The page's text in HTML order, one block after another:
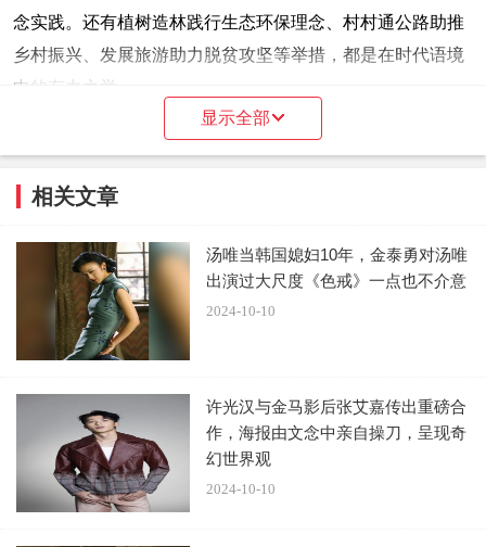
念实践。还有植树造林践行生态环保理念、村村通公路助推
乡村振兴、发展旅游助力脱贫攻坚等举措，都是在时代语境
中的有力之举。
影片以克制的镜头语言和微观的叙事视角再现申纪兰带
带着满身的泥土气息，在回首往事时将真实的历史事件和真
挚的情感故事娓娓道来。其中既有个体成长的生命轨迹，更
有时代发展的恢宏历史印记，二者融汇在一起，共同塑造出
鲜活、真实的英雄形象。书写真实人物不易，申纪兰的感人
事迹早已在观众心中落地生根。所以，创作者试图在保持历
史真实的基础上对人物形象进行情感铺陈和细节雕琢，对人
物精神进行高度凝练和价值提炼，从而带领观众重回历史现
场，进行冷静审视和理性思考。
显示全部
相关文章
汤唯当韩国媳妇10年，金泰勇对汤唯
出演过大尺度《色戒》一点也不介意
2024-10-10
许光汉与金马影后张艾嘉传出重磅合
作，海报由文念中亲自操刀，呈现奇
幻世界观
2024-10-10